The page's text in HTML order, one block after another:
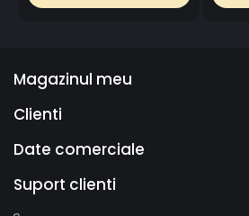
Magazinul meu
Clienti
Date comerciale
Suport clienti